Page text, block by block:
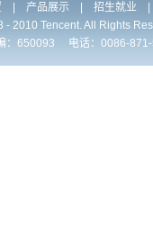
产品展示 招生就业
- 2010 Tencent. All Rights
：650093 电话：0086-